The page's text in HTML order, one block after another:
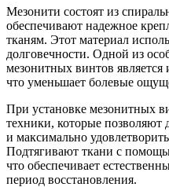
Мезонити состоят из
обеспечивают надежное
тканям. Этот материал
долговечности. Одной из
мезонитных винтов
что уменьшает болевые
При установке мезонитных
техники, которые позволяют
и максимально
Подтягивают ткани с
что обеспечивает
период восстановления.